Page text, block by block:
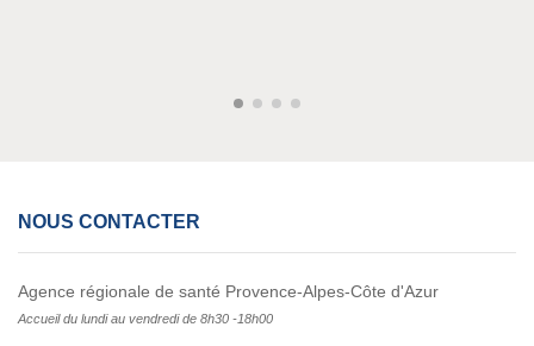
NOUS CONTACTER
Agence régionale de santé Provence-Alpes-Côte d'Azur
Accueil du lundi au vendredi de 8h30 -18h00